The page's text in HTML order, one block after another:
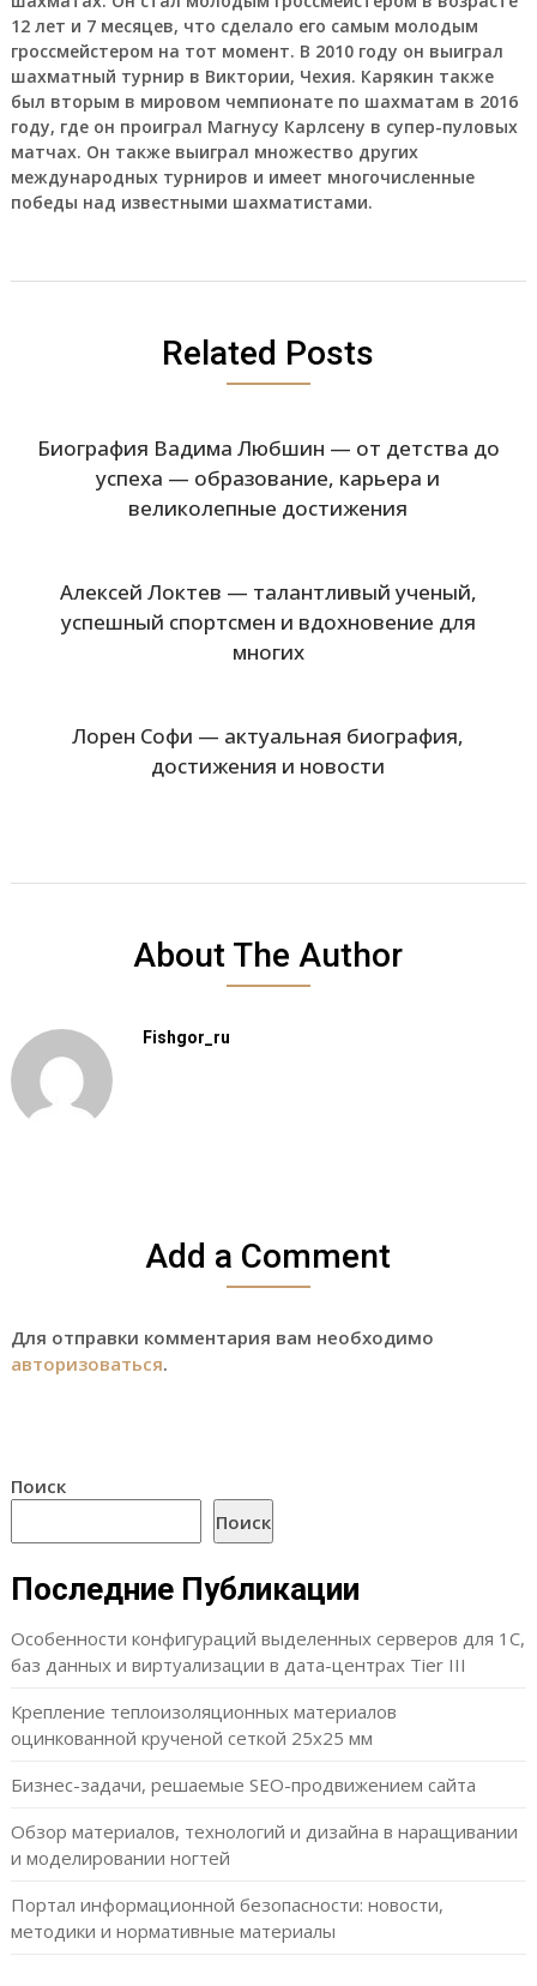
12 лет и 7 месяцев, что сделало его самым молодым
гроссмейстером на тот момент. В 2010 году он выиграл
шахматный турнир в Виктории, Чехия. Карякин также
был вторым в мировом чемпионате по шахматам в 2016
году, где он проиграл Магнусу Карлсену в супер-пуловых
матчах. Он также выиграл множество других
международных турниров и имеет многочисленные
победы над известными шахматистами.
Related Posts
Биография Вадима Любшин — от детства до
успеха — образование, карьера и
великолепные достижения
Алексей Локтев — талантливый ученый,
успешный спортсмен и вдохновение для
многих
Лорен Софи — актуальная биография,
достижения и новости
About The Author
Fishgor_ru
Add a Comment
Для отправки комментария вам необходимо
авторизоваться.
Поиск
Поиск
Последние Публикации
Особенности конфигураций выделенных серверов для 1С,
баз данных и виртуализации в дата-центрах Tier III
Крепление теплоизоляционных материалов
оцинкованной крученой сеткой 25х25 мм
Бизнес-задачи, решаемые SEO-продвижением сайта
Обзор материалов, технологий и дизайна в наращивании
и моделировании ногтей
Портал информационной безопасности: новости,
методики и нормативные материалы